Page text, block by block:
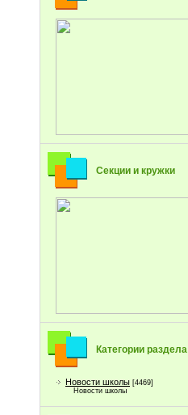
Секции и кружки
Категории раздела
Новости школы [4469]
Новости школы